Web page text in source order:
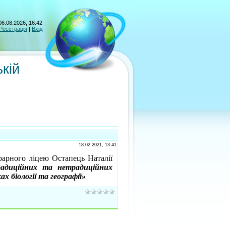
16:42
Реєстрація | Вхід
18.02.2021, 13:41
ліцею Остапець Наталії
та нетрадиційних
біології та географії»